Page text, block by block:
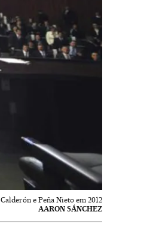
Calderón e Peña Nieto em 2012
AARON SÁNCHEZ